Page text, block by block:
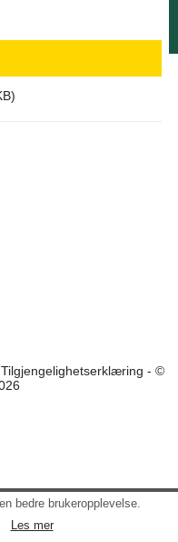
Tilgjengelighetserklæring - ©
bedre brukeropplevelse.
Les mer